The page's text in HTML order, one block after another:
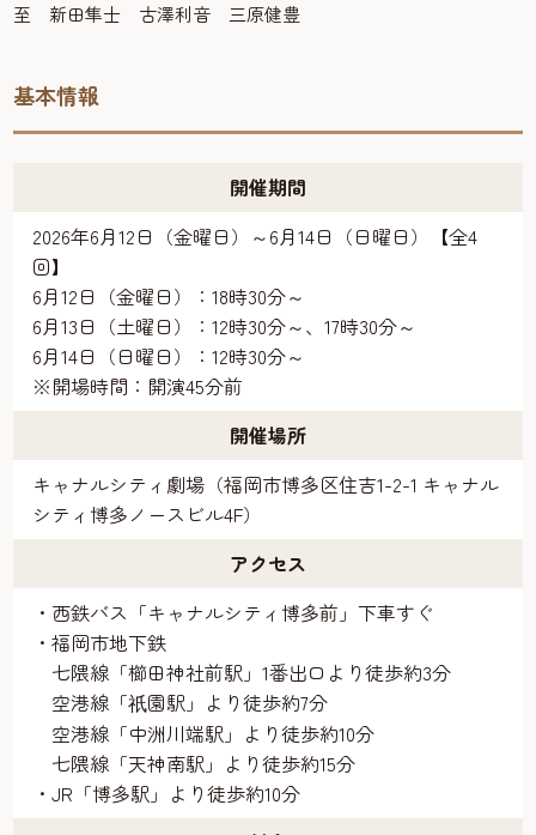
至 新田隼士 古澤利音 三原健豊
基本情報
開催期間
2026年6月12日（金曜日）～6月14日（日曜日）【全4
回】
6月12日（金曜日）：18時30分～
6月13日（土曜日）：12時30分～、17時30分～
6月14日（日曜日）：12時30分～
※開場時間：開演45分前
開催場所
キャナルシティ劇場（福岡市博多区住吉1-2-1 キャナル
シティ博多ノースビル4F）
アクセス
・西鉄バス「キャナルシティ博多前」下車すぐ
・福岡市地下鉄
七隈線「櫛田神社前駅」1番出口より徒歩約3分
空港線「祇園駅」より徒歩約7分
空港線「中洲川端駅」より徒歩約10分
七隈線「天神南駅」より徒歩約15分
・JR「博多駅」より徒歩約10分